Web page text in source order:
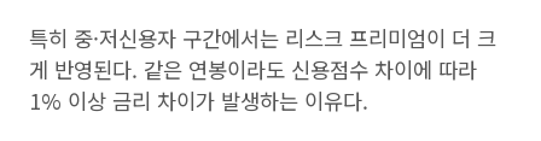
특히 중·저신용자 구간에서는 리스크 프리미엄이 더 크
게 반영된다. 같은 연봉이라도 신용점수 차이에 따라
1% 이상 금리 차이가 발생하는 이유다.